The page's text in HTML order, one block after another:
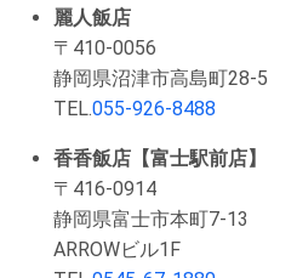
麗人飯店
〒410-0056
静岡県沼津市高島町28-5
TEL.055-926-8488
香香飯店【富士駅前店】
〒416-0914
静岡県富士市本町7-13
ARROWビル1F